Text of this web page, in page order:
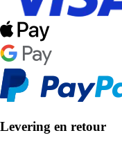
Levering en retour